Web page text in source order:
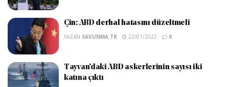
Çin: ABD derhal hatasını düzeltmeli
YAZAN SAVUNMA TR 22/01/2022 0
Tayvan’daki ABD askerlerinin sayısı iki
katına çıktı